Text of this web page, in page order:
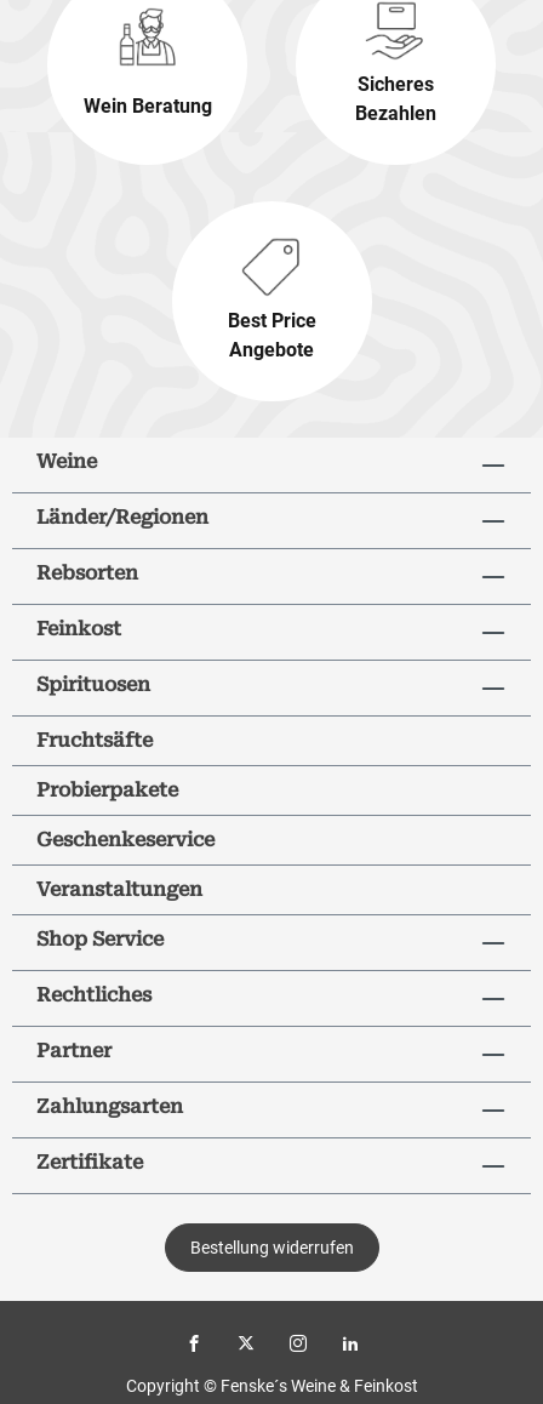
Wein Beratung
Sicheres
Bezahlen
Best Price
Angebote
Weine
Länder/Regionen
Rebsorten
Feinkost
Spirituosen
Fruchtsäfte
Probierpakete
Geschenkeservice
Veranstaltungen
Shop Service
Rechtliches
Partner
Zahlungsarten
Zertifikate
Bestellung widerrufen
Copyright © Fenske´s Weine & Feinkost